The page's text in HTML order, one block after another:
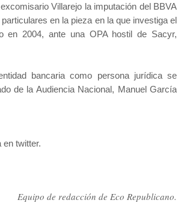
Villarejo la imputación del BBVA
en la pieza en la que investiga el
en 2004, ante una OPA hostil de Sacyr,
bancaria como persona jurídica se
de la Audiencia Nacional, Manuel García
twitter.
Equipo de redacción de Eco Republicano.